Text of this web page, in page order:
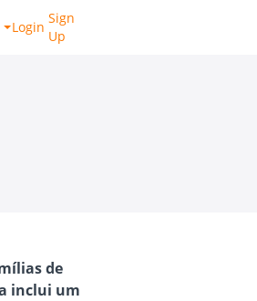
Login
Sign
Up
de
inclui um